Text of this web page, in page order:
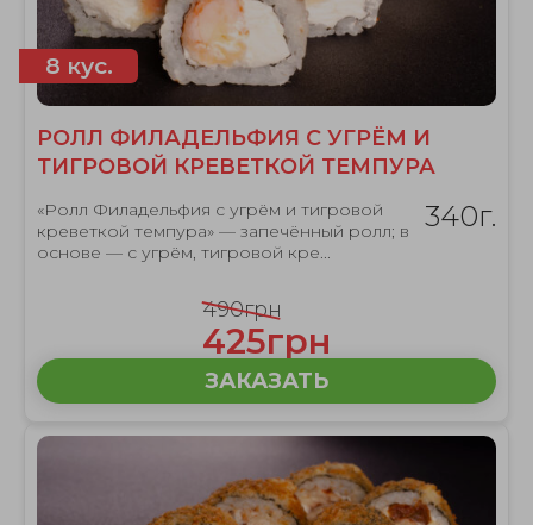
8 кус.
РОЛЛ ФИЛАДЕЛЬФИЯ С УГРЁМ И
ТИГРОВОЙ КРЕВЕТКОЙ ТЕМПУРА
«Ролл Филадельфия с угрём и тигровой
креветкой темпура» — запечённый ролл; в
основе — с угрём, тигровой кре...
340г.
490грн
425грн
ЗАКАЗАТЬ